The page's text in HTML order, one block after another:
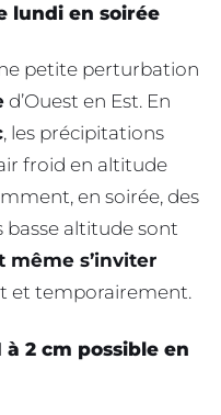
lundi en soirée
petite perturbation
d’Ouest en Est. En
, les précipitations
froid en altitude
en soirée, des
basse altitude sont
même s’inviter
et temporairement.
2 cm possible en